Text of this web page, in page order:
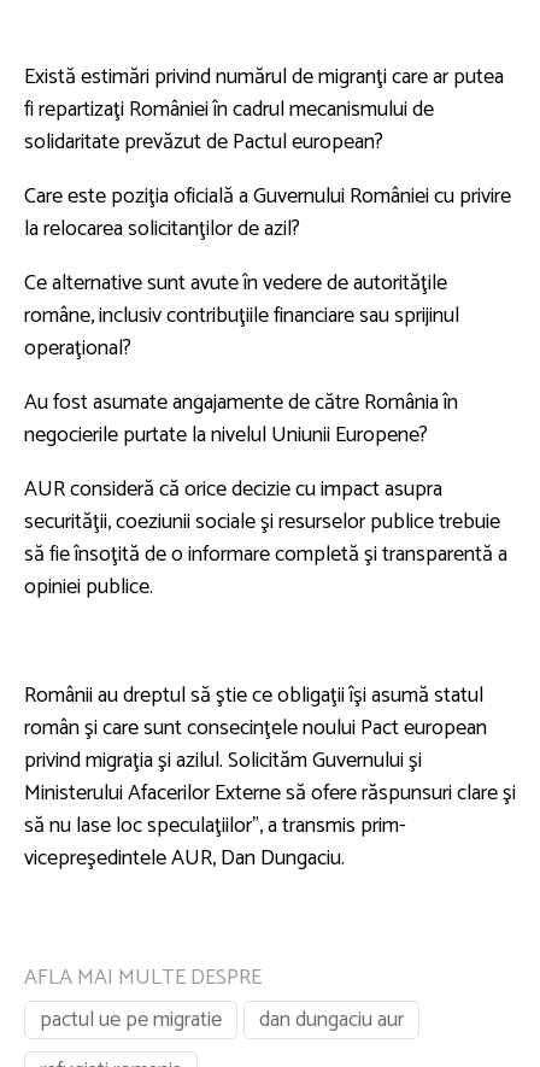
Există estimări privind numărul de migranţi care ar putea
fi repartizaţi României în cadrul mecanismului de
solidaritate prevăzut de Pactul european?
Care este poziţia oficială a Guvernului României cu privire
la relocarea solicitanţilor de azil?
Ce alternative sunt avute în vedere de autorităţile
române, inclusiv contribuţiile financiare sau sprijinul
operaţional?
Au fost asumate angajamente de către România în
negocierile purtate la nivelul Uniunii Europene?
AUR consideră că orice decizie cu impact asupra
securităţii, coeziunii sociale şi resurselor publice trebuie
să fie însoţită de o informare completă şi transparentă a
opiniei publice.
Românii au dreptul să ştie ce obligaţii îşi asumă statul
român şi care sunt consecinţele noului Pact european
privind migraţia şi azilul. Solicităm Guvernului şi
Ministerului Afacerilor Externe să ofere răspunsuri clare şi
să nu lase loc speculaţiilor”, a transmis prim-
vicepreşedintele AUR, Dan Dungaciu.
AFLA MAI MULTE DESPRE
pactul ue pe migratie
dan dungaciu aur